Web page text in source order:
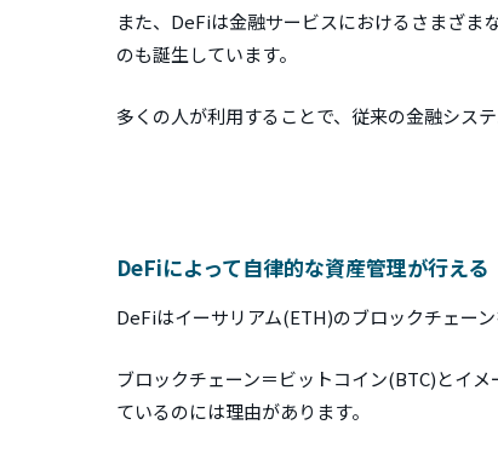
また、DeFiは金融サービスにおけるさまざま
のも誕生しています。
多くの人が利用することで、従来の金融シス
DeFiによって自律的な資産管理が行える
DeFiはイーサリアム(ETH)のブロックチェー
ブロックチェーン＝ビットコイン(BTC)とイ
ているのには理由があります。